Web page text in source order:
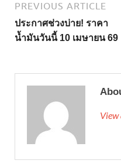
PREVIOUS ARTICLE
ประกาศช่วงบ่าย! ราคา
น้ำมันวันนี้ 10 เมษายน 69